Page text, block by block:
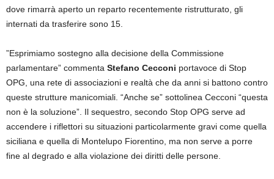
dove rimarrà aperto un reparto recentemente ristrutturato, gli
internati da trasferire sono 15.
”Esprimiamo sostegno alla decisione della Commissione
parlamentare” commenta Stefano Cecconi portavoce di Stop
OPG, una rete di associazioni e realtà che da anni si battono contro
queste strutture manicomiali. “Anche se” sottolinea Cecconi “questa
non è la soluzione”. Il sequestro, secondo Stop OPG serve ad
accendere i riflettori su situazioni particolarmente gravi come quella
siciliana e quella di Montelupo Fiorentino, ma non serve a porre
fine al degrado e alla violazione dei diritti delle persone.